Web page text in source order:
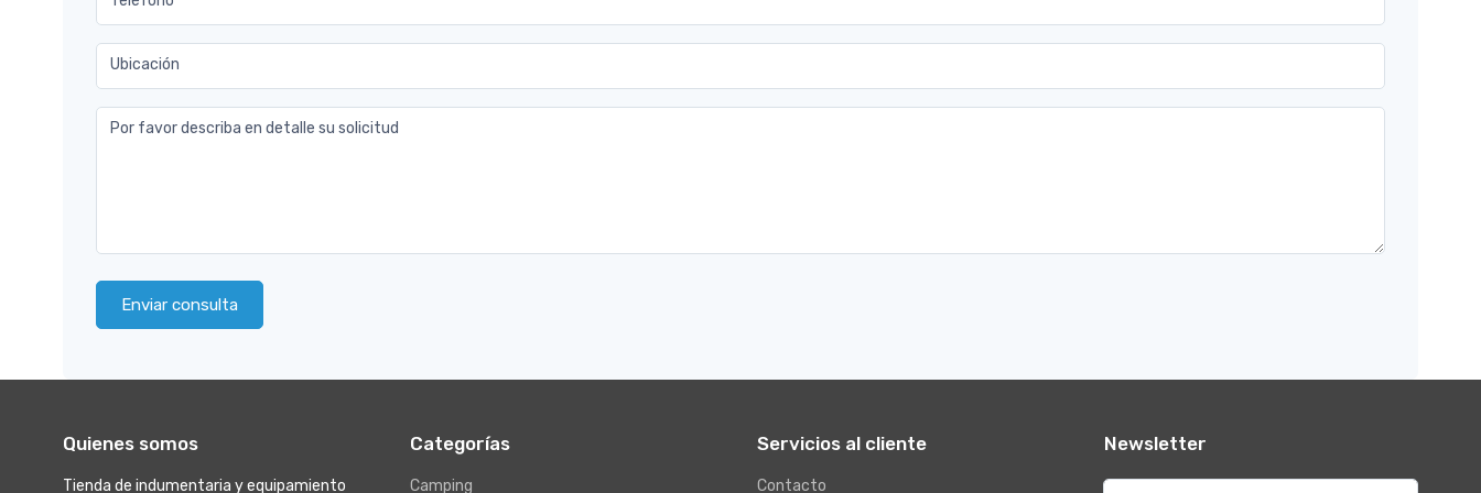
Ubicación
Por favor describa en detalle su solicitud
Enviar consulta
Quienes somos
Tienda de indumentaria y equipamiento
Categorías
Camping
Servicios al cliente
Contacto
Newsletter